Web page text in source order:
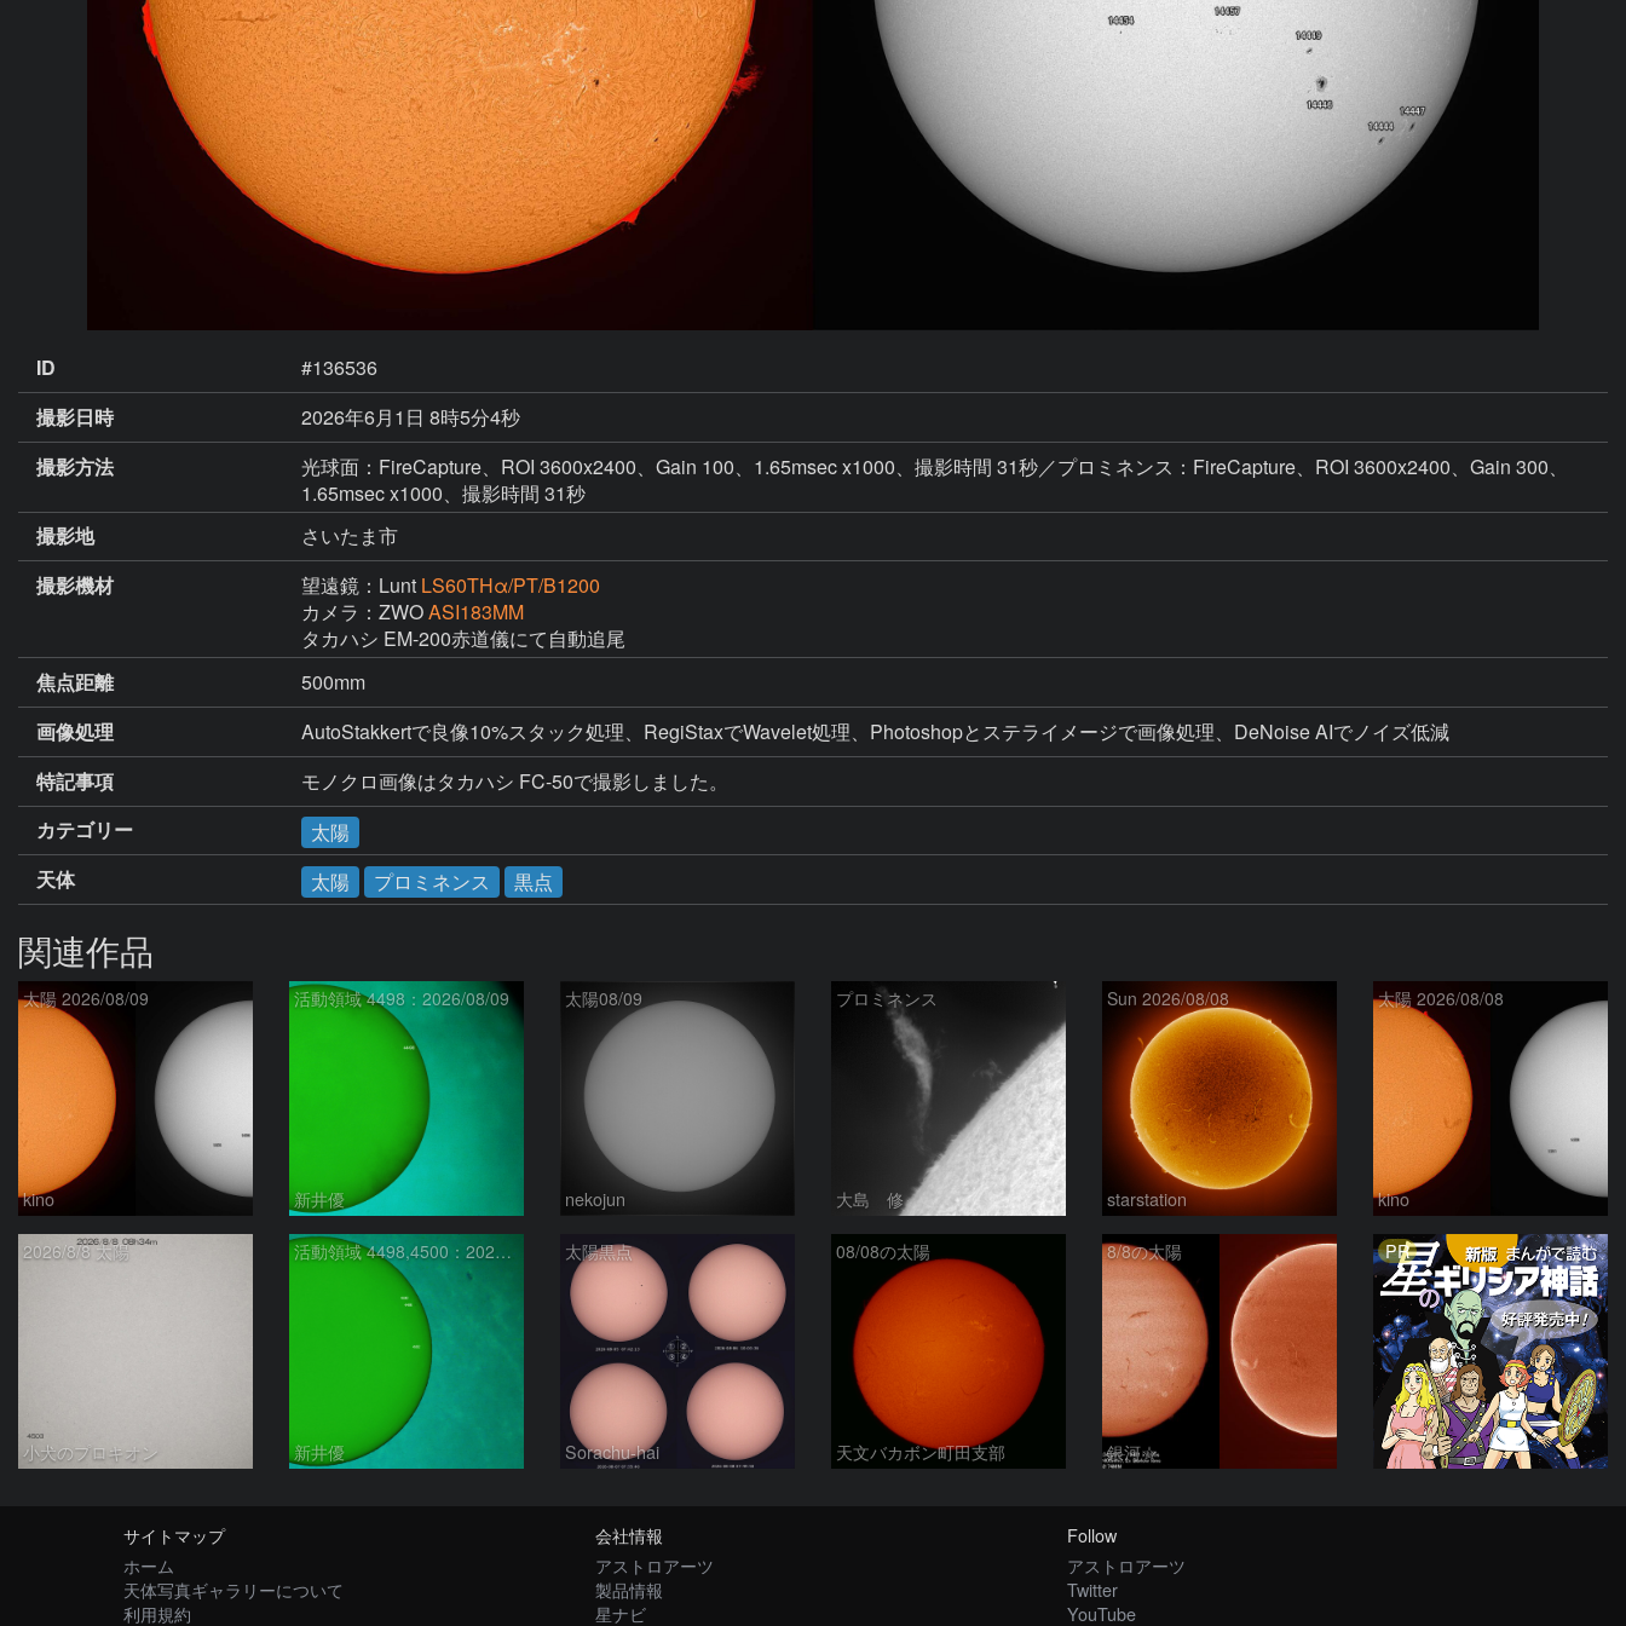
ID
#136536
撮影日時
2026年6月1日 8時5分4秒
撮影方法
光球面：FireCapture、ROI 3600x2400、Gain 100、1.65msec x1000、撮影時間 31秒／プロミネンス：FireCapture、ROI 3600x2400、Gain 300、
1.65msec x1000、撮影時間 31秒
撮影地
さいたま市
撮影機材
望遠鏡：Lunt LS60THα/PT/B1200
カメラ：ZWOASI183MM
タカハシ EM-200赤道儀にて自動追尾
焦点距離
500mm
画像処理
AutoStakkertで良像10%スタック処理、RegiStaxでWavelet処理、Photoshopとステライメージで画像処理、DeNoise AIでノイズ低減
特記事項
モノクロ画像はタカハシ FC-50で撮影しました。
カテゴリー
太陽
天体
太陽 プロミネンス 黒点
関連作品
太陽 2026/08/09
kino
活動領域 4498：2026/08/09
新井優
太陽08/09
nekojun
プロミネンス
大島 修
Sun 2026/08/08
starstation
太陽 2026/08/08
kino
2026/8/8 太陽
小犬のプロキオン
活動領域 4498,4500：2026/08/08
新井優
太陽黒点
Sorachu-hai
08/08の太陽
天文バカボン町田支部
8/8の太陽
銀河☆
PR
サイトマップ
ホーム
天体写真ギャラリーについて
利用規約
会社情報
アストロアーツ
製品情報
星ナビ
Follow
アストロアーツ
Twitter
YouTube